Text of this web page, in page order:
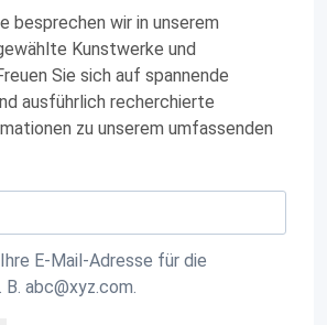
besprechen wir in unserem
Kunstwerke und
Sie sich auf spannende
ausführlich recherchierte
zu unserem umfassenden
E-Mail-Adresse für die
B. abc@xyz.com.